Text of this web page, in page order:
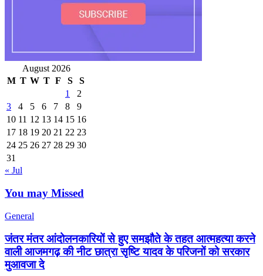
August 2026
M T W T F S
S
1
2
3
4 5 6 7 8
9
10 11 12 13 14 15 16
17 18 19 20 21 22 23
24 25 26 27 28 29 30
31
« Jul
You may Missed
General
जंतर मंतर आंदोलनकारियों से हुए समझौते के तहत आत्महत्या करने
वाली आजमगढ़ की नीट छात्रा सृष्टि यादव के परिजनों को सरकार
मुआवजा दे